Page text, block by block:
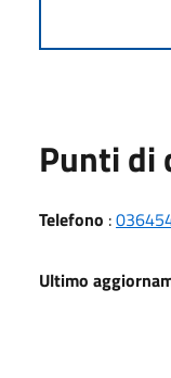
Punti di
Telefono :
Ultimo